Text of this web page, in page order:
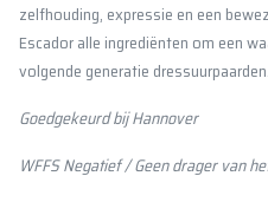
zelfhouding, expressie en een
Escador alle ingrediënten om een
volgende generatie dressuurpaarden.
Goedgekeurd bij Hannover
WFFS Negatief / Geen drager van